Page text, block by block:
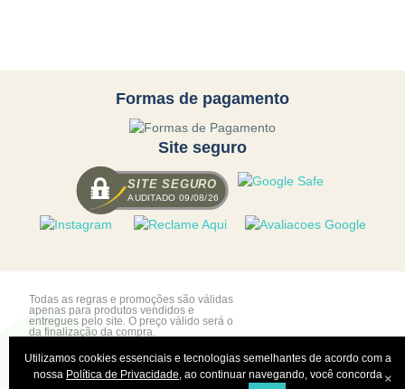
Formas de pagamento
Site seguro
SITE SEGURO
AUDITADO 09/08/26
Todas as regras e promoções são válidas
apenas para produtos vendidos e
entregues pelo site. O preço válido será o
da finalização da compra.
Utilizamos cookies essenciais e tecnologias semelhantes de acordo com a
nossa Política de Privacidade, ao continuar navegando, você concorda ×